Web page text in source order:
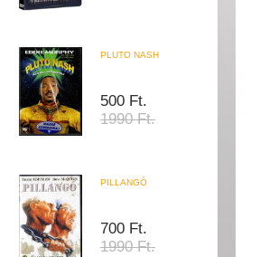
PLUTO NASH
500 Ft.
1990 Ft.
PILLANGÓ
700 Ft.
1990 Ft.